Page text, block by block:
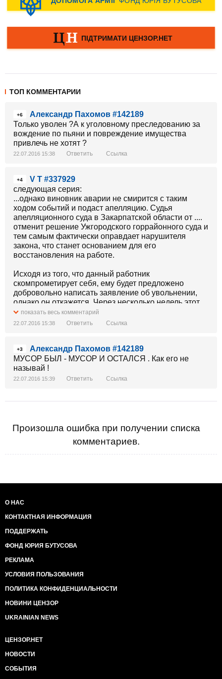
ТОП КОММЕНТАРИИ
+6
Александр Пахомов #142189
Только уволен ?А к уголовному преследованию за
вождение по пьяни и повреждение имущества
привлечь не хотят ?
22.07.2016 15:38 Ответить Ссылка
+4
V T #337929
следующая серия:
...однако виновник аварии не смирится с таким
ходом событий и подаст апелляцию. Судья
апелляционного суда в Закарпатской области от ....
отменит решение Ужгородского горрайонного суда и
тем самым фактически оправдает нарушителя
закона, что станет основанием для его
восстановления на работе.
Исходя из того, что данный работник
скомпрометирует себя, ему будет предложено
добровольно написать заявление об увольнении,
однако он откажется. Через несколько недель этот
человек приступит к службе в роте дорожной
патрульной службы по обслуживанию дорог
следующая серия:
...да то же самое...
показать весь комментарий
22.07.2016 15:38 Ответить Ссылка
+3
Александр Пахомов #142189
МУСОР БЫЛ - МУСОР И ОСТАЛСЯ . Как его не
называй !
22.07.2016 15:39 Ответить Ссылка
Произошла ошибка при получении списка
комментариев.
О НАС
КОНТАКТНАЯ ИНФОРМАЦИЯ
ПОДДЕРЖАТЬ
ФОНД ЮРИЯ БУТУСОВА
РЕКЛАМА
УСЛОВИЯ ПОЛЬЗОВАНИЯ
ПОЛИТИКА КОНФИДЕНЦИАЛЬНОСТИ
НОВИНИ ЦЕНЗОР
UKRAINIAN NEWS
ЦЕНЗОР.НЕТ
НОВОСТИ
СОБЫТИЯ